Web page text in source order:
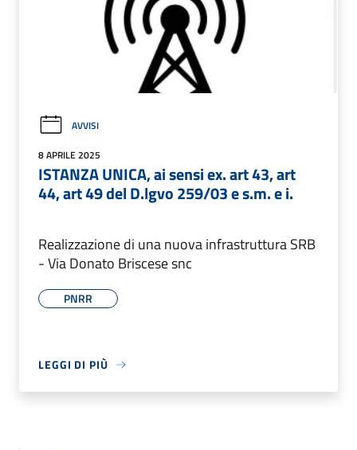
AVVISI
8 APRILE 2025
ISTANZA UNICA, ai sensi ex. art 43, art
44, art 49 del D.lgvo 259/03 e s.m. e i.
Realizzazione di una nuova infrastruttura SRB
- Via Donato Briscese snc
PNRR
LEGGI DI PIÙ